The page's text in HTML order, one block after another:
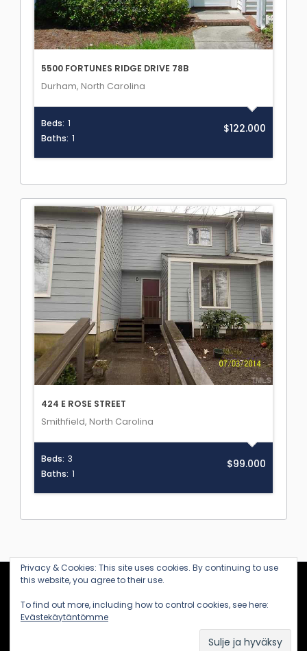
5500 FORTUNES RIDGE DRIVE 78B
Durham, North Carolina
Beds: 1
Baths: 1
$122.000
424 E ROSE STREET
Smithfield, North Carolina
Beds: 3
Baths: 1
$99.000
KANARIALTA
Privacy & Cookies: This site uses cookies. By continuing to use
this website, you agree to their use.
To find out more, including how to control cookies, see here:
Evästekäytäntömme